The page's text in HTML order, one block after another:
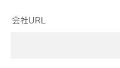
会社URL